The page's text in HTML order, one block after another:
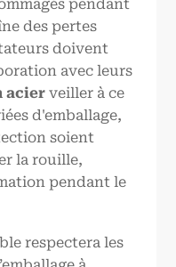
pendant
des pertes
doivent
avec leurs
acier veiller à ce
d'emballage,
soient
la rouille,
pendant le
respectera les